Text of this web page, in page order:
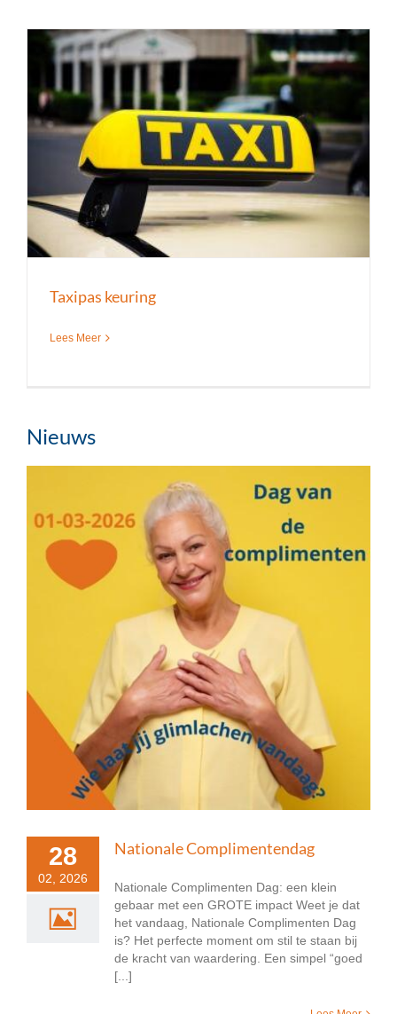
Taxipas keuring
Lees Meer
Nieuws
28
02, 2026
Nationale Complimentendag
Nationale Complimenten Dag: een klein
gebaar met een GROTE impact Weet je dat
het vandaag, Nationale Complimenten Dag
is? Het perfecte moment om stil te staan bij
de kracht van waardering. Een simpel “goed
[...]